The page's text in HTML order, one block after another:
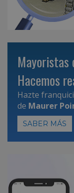
Hacemos
Hazte
de Maurer
SABER MÁS